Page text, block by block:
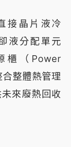
接晶片液冷
液分配單元
櫃（Power
整體熱管理
來廢熱回收